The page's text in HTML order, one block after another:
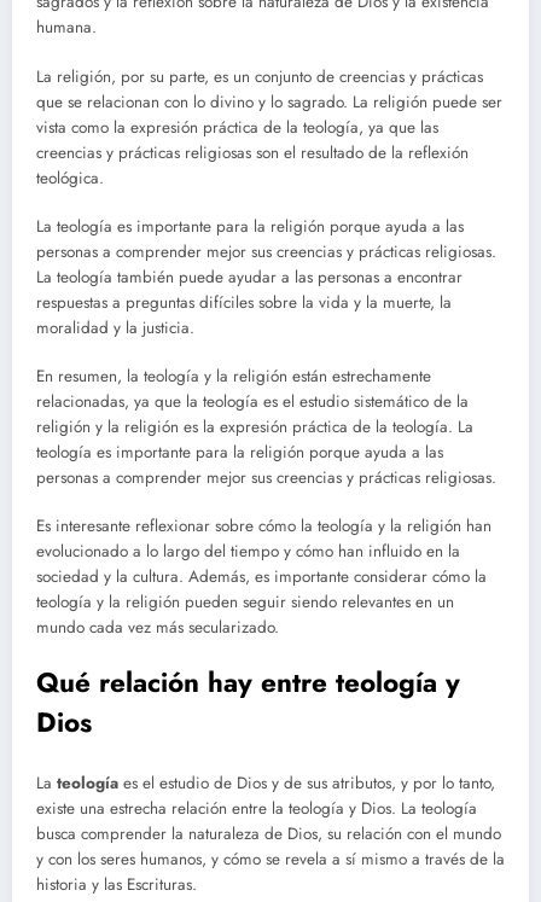
humana.
La religión, por su parte, es un conjunto de creencias y prácticas
que se relacionan con lo divino y lo sagrado. La religión puede ser
vista como la expresión práctica de la teología, ya que las
creencias y prácticas religiosas son el resultado de la reflexión
teológica.
La teología es importante para la religión porque ayuda a las
personas a comprender mejor sus creencias y prácticas religiosas.
La teología también puede ayudar a las personas a encontrar
respuestas a preguntas difíciles sobre la vida y la muerte, la
moralidad y la justicia.
En resumen, la teología y la religión están estrechamente
relacionadas, ya que la teología es el estudio sistemático de la
religión y la religión es la expresión práctica de la teología. La
teología es importante para la religión porque ayuda a las
personas a comprender mejor sus creencias y prácticas religiosas.
Es interesante reflexionar sobre cómo la teología y la religión han
evolucionado a lo largo del tiempo y cómo han influido en la
sociedad y la cultura. Además, es importante considerar cómo la
teología y la religión pueden seguir siendo relevantes en un
mundo cada vez más secularizado.
Qué relación hay entre teología y
Dios
La teología es el estudio de Dios y de sus atributos, y por lo tanto,
existe una estrecha relación entre la teología y Dios. La teología
busca comprender la naturaleza de Dios, su relación con el mundo
y con los seres humanos, y cómo se revela a sí mismo a través de la
historia y las Escrituras.